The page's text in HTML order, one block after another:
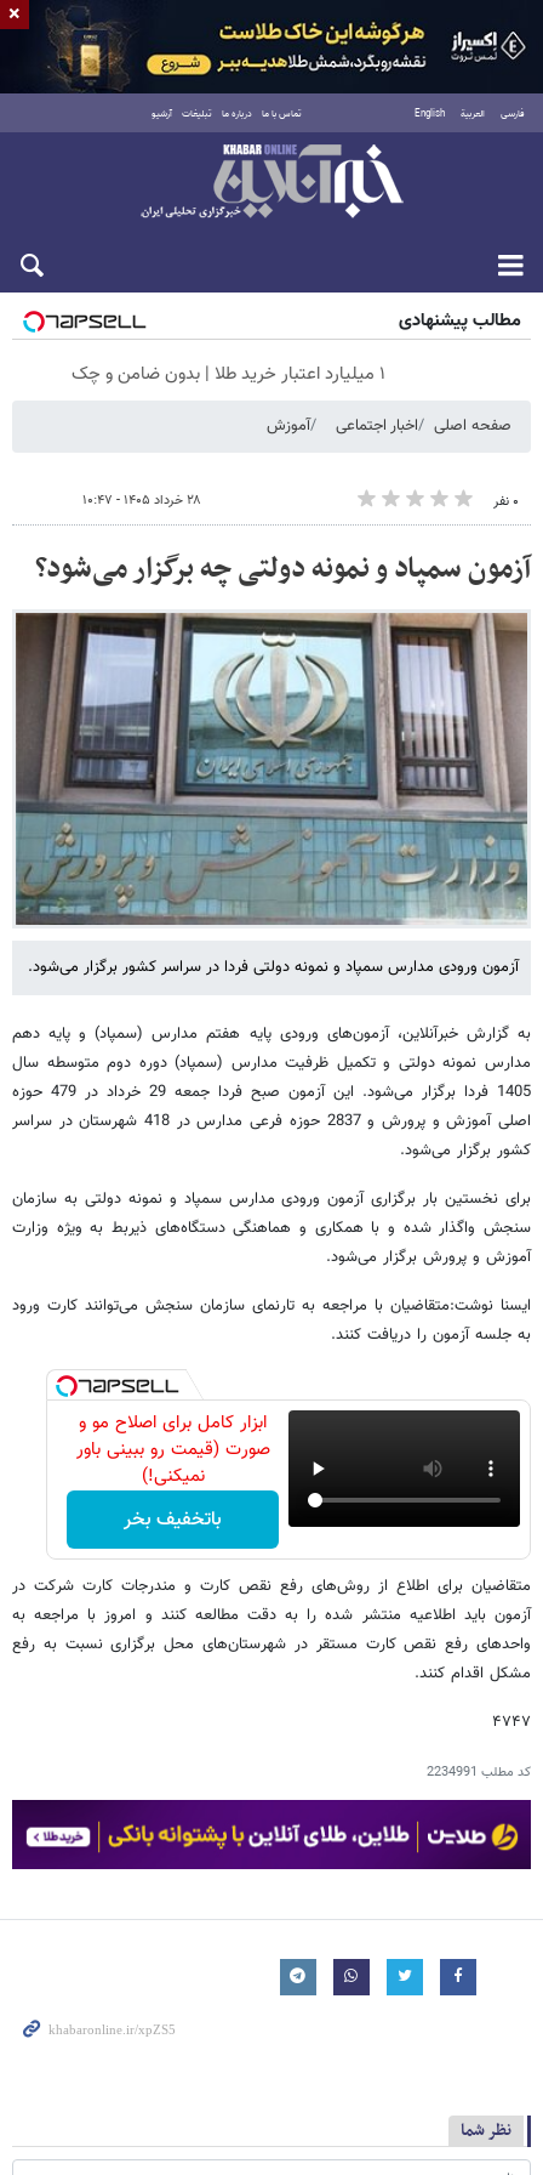
فارسی العربية English تماس با ما درباره ما تبلیغات آرشیو
جمعه ۱۶ مرداد ۱۴۰۵
مطالب پیشنهادی
۱ میلیارد اعتبار خرید طلا | بدون ضامن و چک
صفحه اصلی اخبار اجتماعی آموزش
۰ نفر ۲۸ خرداد ۱۴۰۵ - ۱۰:۴۷
آزمون سمپاد و نمونه دولتی چه برگزار می‌شود؟
آزمون ورودی مدارس سمپاد و نمونه دولتی فردا در سراسر کشور برگزار می‌شود.
به گزارش خبرآنلاین، آزمون‌های ورودی پایه هفتم مدارس (سمپاد) و پایه دهم
مدارس نمونه دولتی و تکمیل ظرفیت مدارس (سمپاد) دوره دوم متوسطه سال
1405 فردا برگزار می‌شود. این آزمون صبح فردا جمعه 29 خرداد در 479 حوزه
اصلی آموزش و پرورش و 2837 حوزه فرعی مدارس در 418 شهرستان در سراسر
کشور برگزار می‌شود.
برای نخستین بار برگزاری آزمون ورودی مدارس سمپاد و نمونه دولتی به سازمان
سنجش واگذار شده و با همکاری و هماهنگی دستگاه‌های ذیربط به ویژه وزارت
آموزش و پرورش برگزار می‌شود.
ایسنا نوشت:متقاضیان با مراجعه به تارنمای سازمان سنجش می‌توانند کارت ورود
به جلسه آزمون را دریافت کنند.
ابزار کامل برای اصلاح مو و
صورت (قیمت رو ببینی باور
نمیکنی!)
باتخفیف بخر
متقاضیان برای اطلاع از روش‌های رفع نقص کارت و مندرجات کارت شرکت در
آزمون باید اطلاعیه منتشر شده را به دقت مطالعه کنند و امروز با مراجعه به
واحدهای رفع نقص کارت مستقر در شهرستان‌های محل برگزاری نسبت به رفع
مشکل اقدام کنند.
۴۷۴۷
کد مطلب 2234991
نظر شما
×